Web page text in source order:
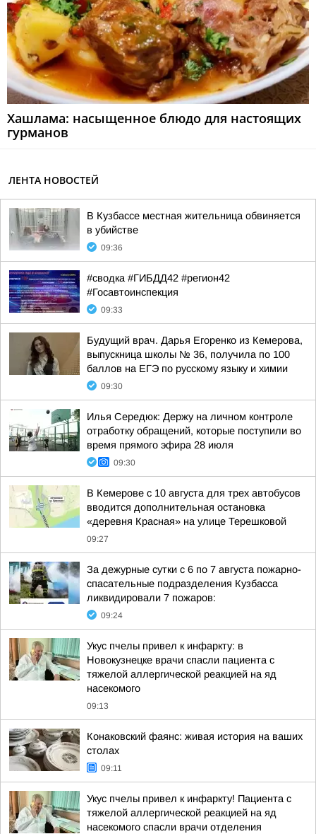
Хашлама: насыщенное блюдо для настоящих
гурманов
ЛЕНТА НОВОСТЕЙ
В Кузбассе местная жительница обвиняется
в убийстве
09:36
#сводка #ГИБДД42 #регион42
#Госавтоинспекция
09:33
Будущий врач. Дарья Егоренко из Кемерова,
выпускница школы № 36, получила по 100
баллов на ЕГЭ по русскому языку и химии
09:30
Илья Середюк: Держу на личном контроле
отработку обращений, которые поступили во
время прямого эфира 28 июля
09:30
В Кемерове с 10 августа для трех автобусов
вводится дополнительная остановка
«деревня Красная» на улице Терешковой
09:27
За дежурные сутки с 6 по 7 августа пожарно-
спасательные подразделения Кузбасса
ликвидировали 7 пожаров:
09:24
Укус пчелы привел к инфаркту: в
Новокузнецке врачи спасли пациента с
тяжелой аллергической реакцией на яд
насекомого
09:13
Конаковский фаянс: живая история на ваших
столах
09:11
Укус пчелы привел к инфаркту! Пациента с
тяжелой аллергической реакцией на яд
насекомого спасли врачи отделения